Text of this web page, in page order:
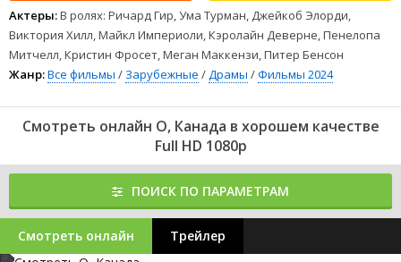
Актеры:В ролях: Ричард Гир, Ума Турман, Джейкоб Элорди,
Виктория Хилл, Майкл Империоли, Кэролайн Деверне, Пенелопа
Митчелл, Кристин Фросет, Меган Маккензи, Питер Бенсон
Жанр:Все фильмы / Зарубежные /Драмы /Фильмы 2024
Смотреть онлайн О, Канада в хорошем качестве
Full HD 1080p
ПОИСК ПО ПАРАМЕТРАМ
Смотреть онлайн Трейлер